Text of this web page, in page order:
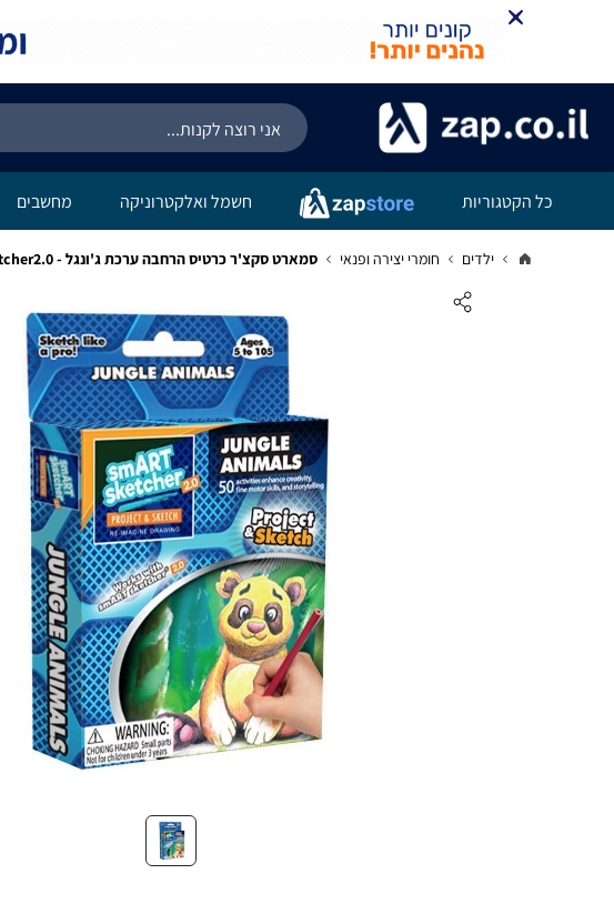
כל הקטגוריות חשמל ואלקטרוניקה מחשבים
ילדים חומרי יצירה ופנאי סמארט סקצ'ר כרטיס הרחבה ערכת ג'ונגל - smART Sketcher2.0